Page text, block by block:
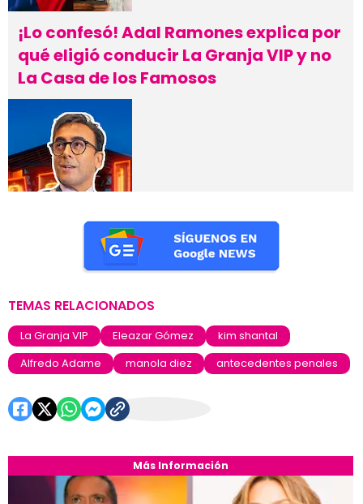
Más Información
¡Lo confesó! Adal Ramones explica por
qué eligió conducir La Granja VIP y no
La Casa de los Famosos
TEMAS RELACIONADOS
La Granja VIP Eleazar Gómez
kim shantal
Alfredo Adame
manola diez antecedentes penales